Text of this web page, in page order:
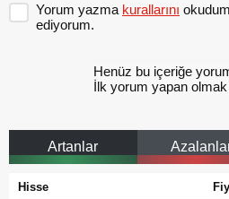
Yorum yazma kurallarını
ediyorum.
Henüz bu içeriğe
İlk yorum yapan
Artanlar
Hisse